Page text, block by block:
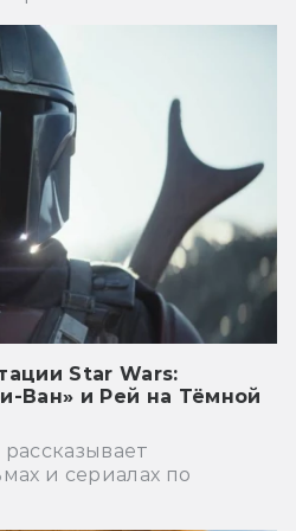
Star Wars:
Ван» и Рей на Тёмной
и сериалах по